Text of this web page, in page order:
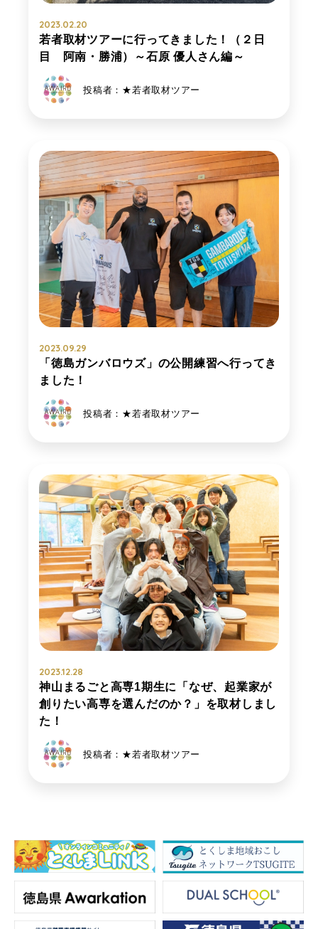
2023.02.20
若者取材ツアーに行ってきました！（２日
目 阿南・勝浦）～石原 優人さん編～
投稿者：★若者取材ツアー
2023.09.29
「徳島ガンバロウズ」の公開練習へ行ってき
ました！
投稿者：★若者取材ツアー
2023.12.28
神山まるごと高専1期生に「なぜ、起業家が
創りたい高専を選んだのか？」を取材しまし
た！
投稿者：★若者取材ツアー